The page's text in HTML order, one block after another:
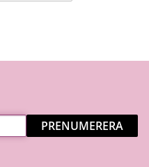
PRENUMERERA